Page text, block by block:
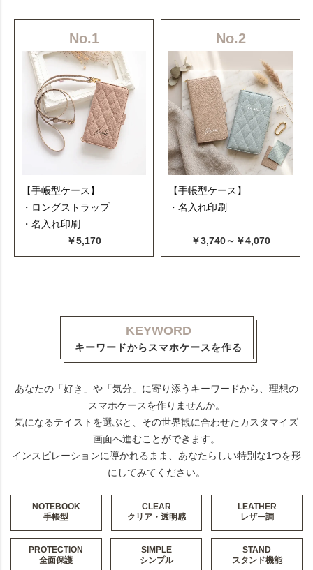
No.1
【手帳型ケース】
・ロングストラップ
・名入れ印刷
￥5,170
No.2
【手帳型ケース】
・名入れ印刷
￥3,740～￥4,070
KEYWORD
キーワードからスマホケースを作る
あなたの「好き」や「気分」に寄り添うキーワードから、理想の
スマホケースを作りませんか。
気になるテイストを選ぶと、その世界観に合わせたカスタマイズ
画面へ進むことができます。
インスピレーションに導かれるまま、あなたらしい特別な1つを形
にしてみてください。
NOTEBOOK
手帳型
CLEAR
クリア・透明感
LEATHER
レザー調
PROTECTION
全面保護
SIMPLE
シンプル
STAND
スタンド機能